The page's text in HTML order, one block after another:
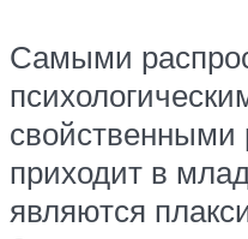
Самыми
свойственными
приходит в
являются